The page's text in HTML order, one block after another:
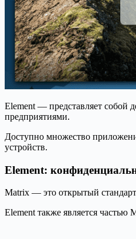
Element — представляет собой
предприятиями.
Доступно множество
устройств.
Element:
Matrix — это открытый
Element также является частью